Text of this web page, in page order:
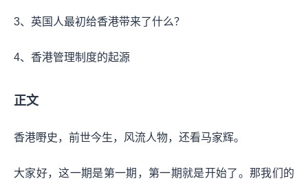
3、英国人最初给香港带来了什么？
4、香港管理制度的起源
正文
香港嘢史，前世今生，风流人物，还看马家辉。
大家好，这一期是第一期，第一期就是开始了。那我们的